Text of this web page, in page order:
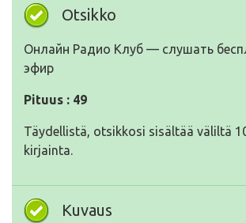
Otsikko
Онлайн Радио Клуб — слушать
эфир
Pituus : 49
Täydellistä, otsikkosi sisältää väliltä
kirjainta.
Kuvaus